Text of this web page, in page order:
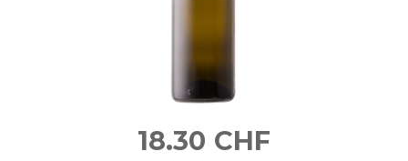
18.30 CHF